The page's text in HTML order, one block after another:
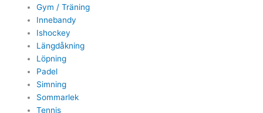
Gym / Träning
Innebandy
Ishockey
Längdåkning
Löpning
Padel
Simning
Sommarlek
Tennis